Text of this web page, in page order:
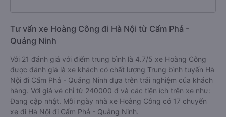
Tư vấn xe Hoàng Công đi Hà Nội từ Cẩm Phả -
Quảng Ninh
Với 21 đánh giá với điểm trung bình là 4.7/5 xe Hoàng Công
được đánh giá là xe khách có chất lượng Trung bình tuyến Hà
Nội đi Cẩm Phả - Quảng Ninh dựa trên trải nghiệm của khách
hàng. Với giá vé chỉ từ 240000 đ và các tiện ích trên xe như:
Đang cập nhật. Mỗi ngày nhà xe Hoàng Công có 17 chuyến
xe đi Hà Nội đi Cẩm Phả - Quảng Ninh.